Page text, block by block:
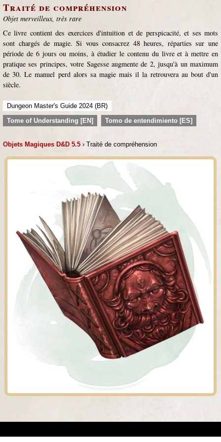
Traité de compréhension
Objet merveilleux, très rare
Ce livre contient des exercices d'intuition et de perspicacité, et ses mots
sont chargés de magie. Si vous consacrez 48 heures, réparties sur une
période de 6 jours ou moins, à étudier le contenu du livre et à mettre en
pratique ses principes, votre Sagesse augmente de 2, jusqu'à un maximum
de 30. Le manuel perd alors sa magie mais il la retrouvera au bout d'un
siècle.
Dungeon Master's Guide 2024 (BR)
Tome of Understanding [EN]
Tomo de entendimiento [ES]
Objets Magiques D&D 5.5 › Traité de compréhension